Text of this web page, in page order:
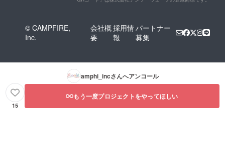
© CAMPFIRE,
Inc.
会社概
要
採用情
報
パートナー
募集
amphi_incさんへアンコール
15
もう一度プロジェクトをやってほしい